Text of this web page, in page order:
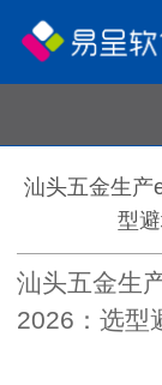
汕头五金生产
型
汕头五金生
2026：选型